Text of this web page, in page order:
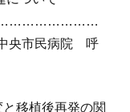
民病院 呼
移植後再発の関